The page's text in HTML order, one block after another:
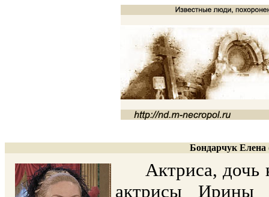
Бондарчук Елена
Актриса, дочь
актрисы Ирины